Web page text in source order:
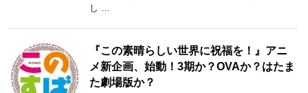
し …
『この素晴らしい世界に祝福を！』アニ
メ新企画、始動！3期か？OVAか？はたま
た劇場版か？